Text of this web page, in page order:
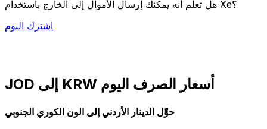
هل تعلم أنه يمكنك إرسال الأموال إلى الخارج باستخدام Xe؟
اشترك اليوم
JOD إلى KRW أسعار الصرف اليوم
حوِّل الدينار الأردني إلى الون الكوري الجنوبي